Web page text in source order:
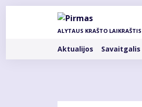
Pereiti
ALYTAUS KRAŠTO LAIKRAŠTIS
Rubrikos
Aktualijos Savaitgalis